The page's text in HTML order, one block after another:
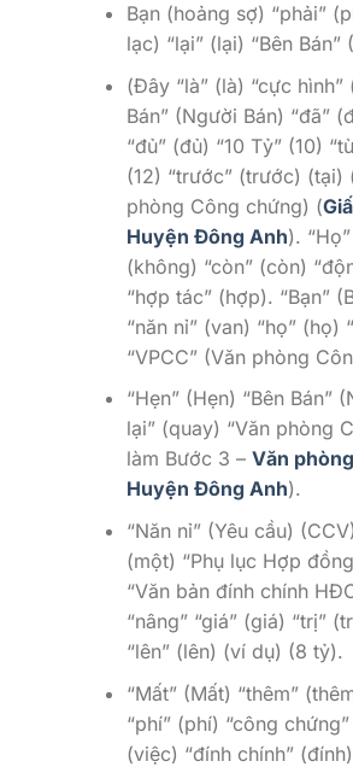
Bạn (hoảng sợ) “phải”
lạc) “lại” (lại) “Bên Bán”
(Đây “là” (là) “cực
Bán” (Người Bán) “đã”
“đủ” (đủ) “10 Tỷ” (10)
(12) “trước” (trước) (tại)
phòng Công chứng) (
Huyện Đông Anh).
(không) “còn” (còn)
“hợp tác” (hợp). “Bạn”
“năn nỉ” (van) “họ” (họ)
“VPCC” (Văn phòng
“Hẹn” (Hẹn) “Bên Bán”
lại” (quay) “Văn phòng
làm Bước 3 – Văn
Huyện Đông Anh).
“Năn nỉ” (Yêu cầu)
(một) “Phụ lục Hợp
“Văn bản đính chính
“nâng” “giá” (giá) “trị”
“lên” (lên) (ví dụ) (8 tỷ).
“Mất” (Mất) “thêm”
“phí” (phí) “công
(việc) “đính chính”